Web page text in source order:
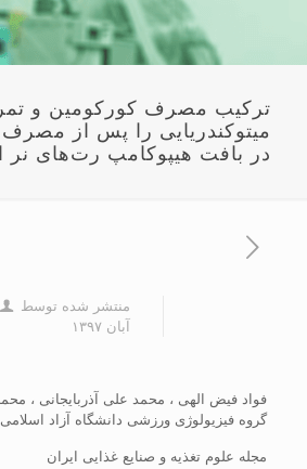
ترکیب مصرف کورکومین و
میتوکندریایی را پس از مصرف
در بافت هیپوکامپ رت‌های
منتشر شده توسط
آبان ۱۳۹۷
فواد فیض الهی ، محمد علی آذربایجانی ،
گروه فیزیولوژی ورزشی دانشگاه آزاد
مجله علوم تغذیه و صنایع غذایی ایران